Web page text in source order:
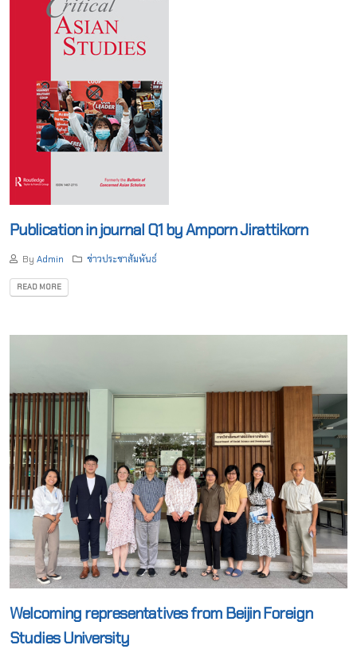
Publication in journal Q1 by Amporn Jirattikorn
By Admin ข่าวประชาสัมพันธ์
READ MORE
Welcoming representatives from Beijin Foreign
Studies University